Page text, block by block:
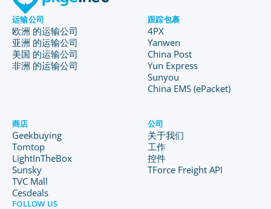
运输公司
欧洲 的运输公司
亚洲 的运输公司
美国 的运输公司
非洲 的运输公司
跟踪包裹
4PX
Yanwen
China Post
Yun Express
Sunyou
China EMS (ePacket)
商店
Geekbuying
Tomtop
LightInTheBox
Sunsky
TVC Mall
Cesdeals
公司
关于我们
工作
控件
TForce Freight API
FOLLOW US